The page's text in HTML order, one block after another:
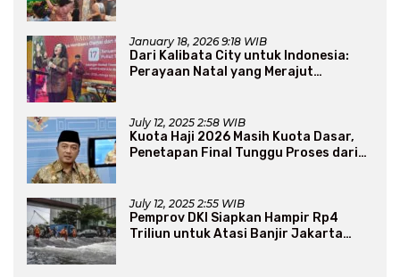
January 18, 2026 9:18 WIB
Dari Kalibata City untuk Indonesia:
Perayaan Natal yang Merajut
July 12, 2025 2:58 WIB
Kuota Haji 2026 Masih Kuota Dasar,
Penetapan Final Tunggu Proses dari
July 12, 2025 2:55 WIB
Pemprov DKI Siapkan Hampir Rp4
Triliun untuk Atasi Banjir Jakarta